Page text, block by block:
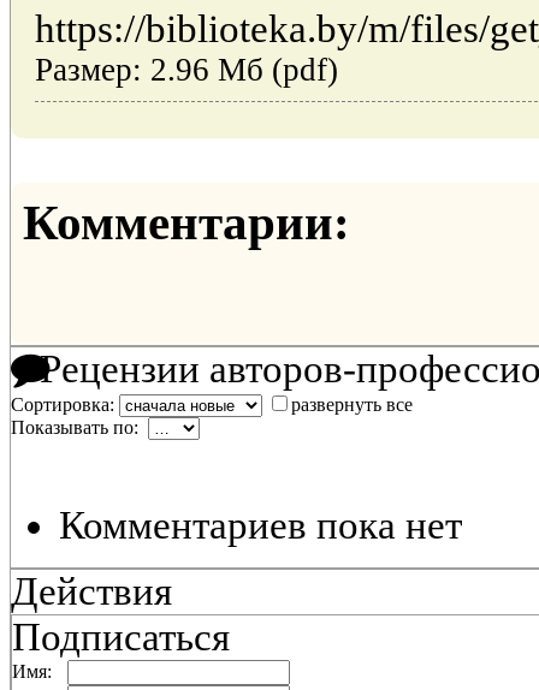
https://biblioteka.by/m/files/
Размер: 2.96 Мб (pdf)
Комментарии:
Рецензии авторов-
Сортировка:
развернуть все
Показывать по:
Комментариев пока нет
Действия
Подписаться
Имя: